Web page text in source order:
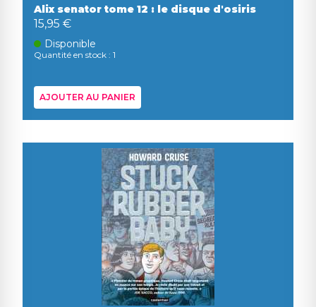
Alix senator tome 12 : le disque d'osiris
15,95 €
Disponible
Quantité en stock : 1
AJOUTER AU PANIER